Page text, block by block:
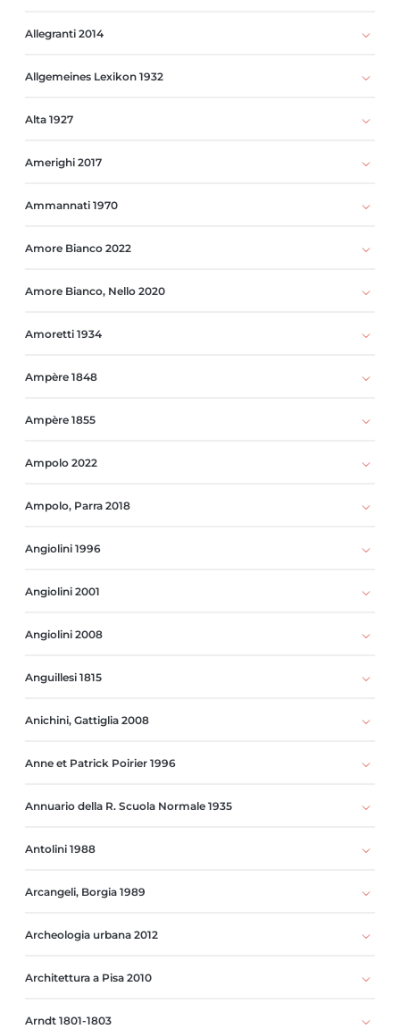
Allegranti 2014
Allgemeines Lexikon 1932
Alta 1927
Amerighi 2017
Ammannati 1970
Amore Bianco 2022
Amore Bianco, Nello 2020
Amoretti 1934
Ampère 1848
Ampère 1855
Ampolo 2022
Ampolo, Parra 2018
Angiolini 1996
Angiolini 2001
Angiolini 2008
Anguillesi 1815
Anichini, Gattiglia 2008
Anne et Patrick Poirier 1996
Annuario della R. Scuola Normale 1935
Antolini 1988
Arcangeli, Borgia 1989
Archeologia urbana 2012
Architettura a Pisa 2010
Arndt 1801-1803